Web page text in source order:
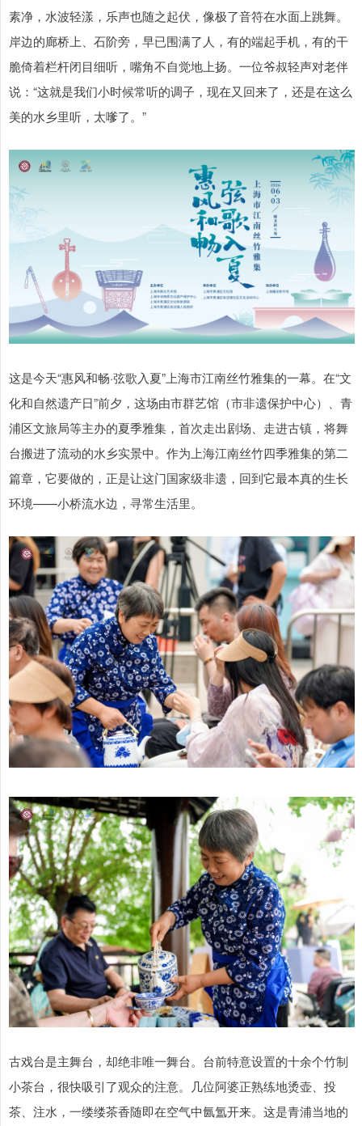
素净，水波轻漾，乐声也随之起伏，像极了音符在水面上跳舞。
岸边的廊桥上、石阶旁，早已围满了人，有的端起手机，有的干
脆倚着栏杆闭目细听，嘴角不自觉地上扬。一位爷叔轻声对老伴
说：“这就是我们小时候常听的调子，现在又回来了，还是在这么
美的水乡里听，太嗲了。”
这是今天“惠风和畅·弦歌入夏”上海市江南丝竹雅集的一幕。在“文
化和自然遗产日”前夕，这场由市群艺馆（市非遗保护中心）、青
浦区文旅局等主办的夏季雅集，首次走出剧场、走进古镇，将舞
台搬进了流动的水乡实景中。作为上海江南丝竹四季雅集的第二
篇章，它要做的，正是让这门国家级非遗，回到它最本真的生长
环境——小桥流水边，寻常生活里。
古戏台是主舞台，却绝非唯一舞台。台前特意设置的十余个竹制
小茶台，很快吸引了观众的注意。几位阿婆正熟练地烫壶、投
茶、注水，一缕缕茶香随即在空气中氤氲开来。这是青浦当地的